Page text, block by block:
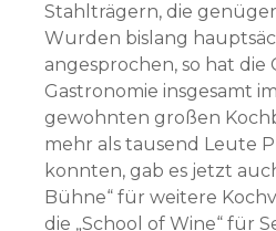
Stahlträgern, die
Wurden bislang
angesprochen, so hat die
Gastronomie insgesamt
gewohnten großen
mehr als tausend Leute
konnten, gab es jetzt
Bühne“ für weitere
die „School of Wine“ für